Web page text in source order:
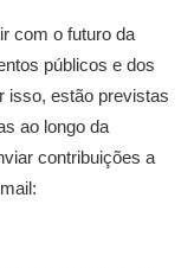
com o futuro da
públicos e dos
isso, estão previstas
ao longo da
contribuições a